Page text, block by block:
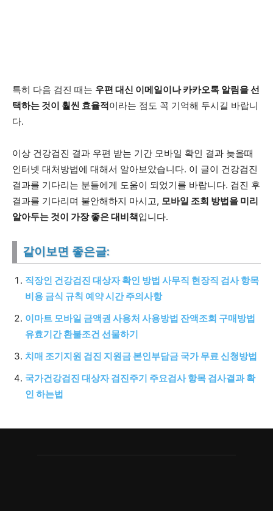
특히 다음 검진 때는 우편 대신 이메일이나 카카오톡 알림을 선
택하는 것이 훨씬 효율적이라는 점도 꼭 기억해 두시길 바랍니
다.
이상 건강검진 결과 우편 받는 기간 모바일 확인 결과 늦을때
인터넷 대처방법에 대해서 알아보았습니다. 이 글이 건강검진
결과를 기다리는 분들에게 도움이 되었기를 바랍니다. 검진 후
결과를 기다리며 불안해하지 마시고, 모바일 조회 방법을 미리
알아두는 것이 가장 좋은 대비책입니다.
같이보면 좋은글:
직장인 건강검진 대상자 확인 방법 사무직 현장직 검사 항목
비용 금식 규칙 예약 시간 주의사항
이마트 모바일 금액권 사용처 사용방법 잔액조회 구매방법
유효기간 환불조건 선물하기
치매 조기지원 검진 지원금 본인부담금 국가 무료 신청방법
국가건강검진 대상자 검진주기 주요검사 항목 검사결과 확
인 하는법